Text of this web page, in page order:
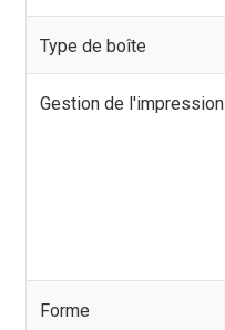
Type de boîte
Gestion de l'impression
Forme